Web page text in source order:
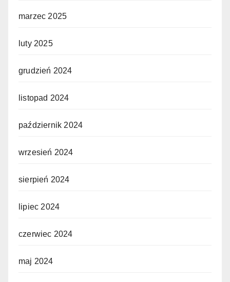
marzec 2025
luty 2025
grudzień 2024
listopad 2024
październik 2024
wrzesień 2024
sierpień 2024
lipiec 2024
czerwiec 2024
maj 2024